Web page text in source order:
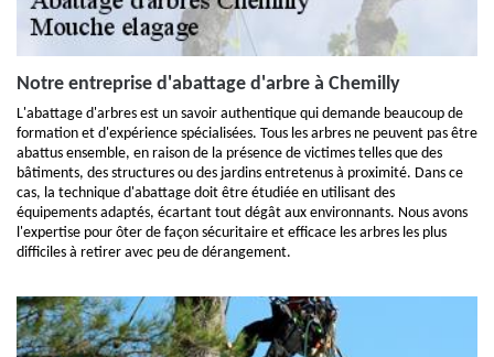
Notre entreprise d'abattage d'arbre à Chemilly
L'abattage d'arbres est un savoir authentique qui demande beaucoup de
formation et d'expérience spécialisées. Tous les arbres ne peuvent pas être
abattus ensemble, en raison de la présence de victimes telles que des
bâtiments, des structures ou des jardins entretenus à proximité. Dans ce
cas, la technique d'abattage doit être étudiée en utilisant des
équipements adaptés, écartant tout dégât aux environnants. Nous avons
l'expertise pour ôter de façon sécuritaire et efficace les arbres les plus
difficiles à retirer avec peu de dérangement.